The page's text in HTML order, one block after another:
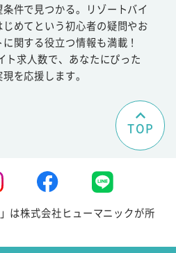
件で見つかる。リゾートバイ
めてという初心者の疑問やお
関する役立つ情報も満載！
ト求人数で、あなたにぴった
を応援します。
TOP
は株式会社ヒューマニックが所